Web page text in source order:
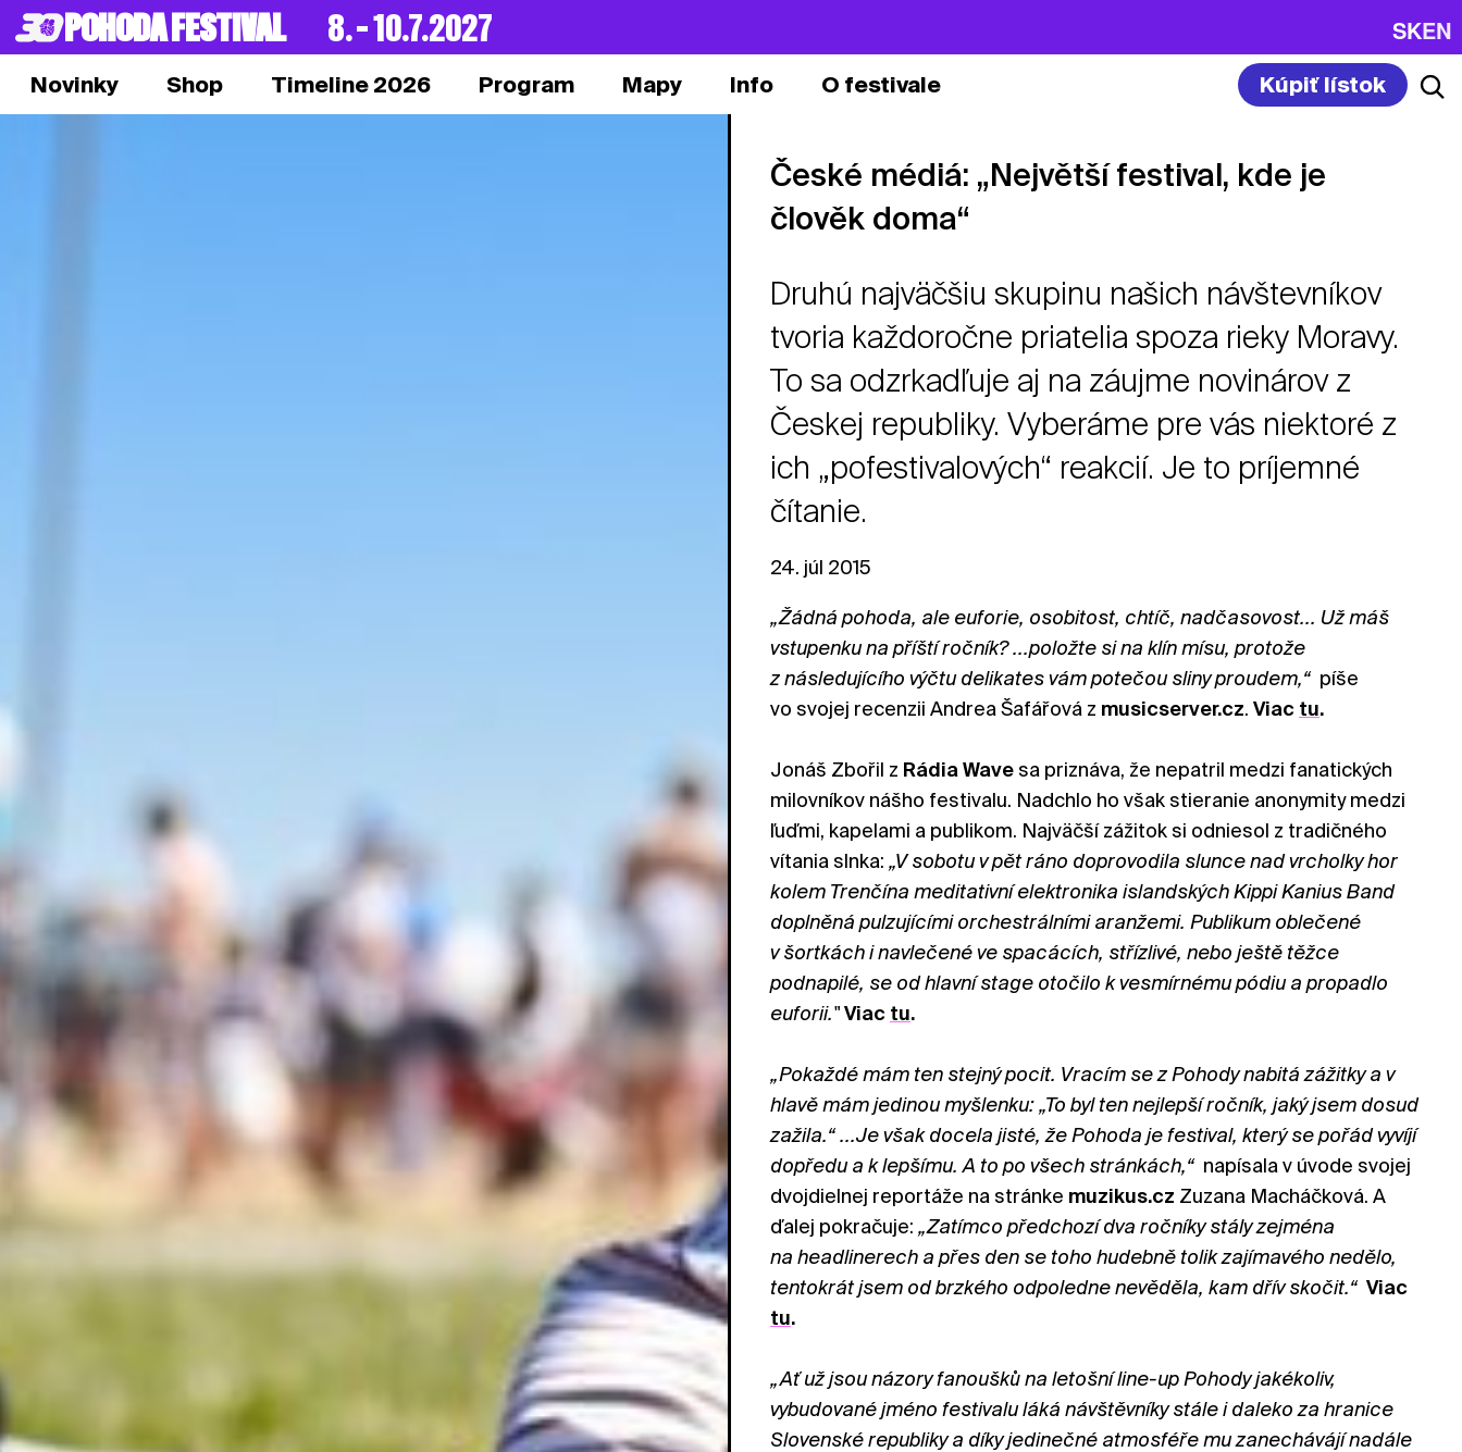
POHODA FESTIVAL 8. – 10.7.2027 SKEN
Novinky Shop Timeline 2026 Program Mapy Info O festivale Kúpiť lístok
České médiá: „Největší festival, kde je
člověk doma“
Druhú najväčšiu skupinu našich návštevníkov
tvoria každoročne priatelia spoza rieky Moravy.
To sa odzrkadľuje aj na záujme novinárov z
Českej republiky. Vyberáme pre vás niektoré z
ich „pofestivalových“ reakcií. Je to príjemné
čítanie.
24. júl 2015
„Žádná pohoda, ale euforie, osobitost, chtíč, nadčasovost... Už máš
vstupenku na příští ročník?...položte si na klín mísu, protože
z následujícího výčtu delikates vám potečou sliny proudem,“ píše
vo svojej recenzii Andrea Šafářová z musicserver.cz. Viac tu.
Jonáš Zbořil z Rádia Wave sa priznáva, že nepatril medzi fanatických
milovníkov nášho festivalu. Nadchlo ho však stieranie anonymity medzi
ľuďmi, kapelami a publikom. Najväčší zážitok si odniesol z tradičného
vítania slnka: „V sobotu v pět ráno doprovodila slunce nad vrcholky hor
kolem Trenčína meditativní elektronika islandských Kippi Kanius Band
doplněná pulzujícími orchestrálními aranžemi. Publikum oblečené
v šortkách i navlečené ve spacácích, střízlivé, nebo ještě těžce
podnapilé, se od hlavní stage otočilo k vesmírnému pódiu a propadlo
euforii."Viac tu.
„Pokaždé mám ten stejný pocit. Vracím se z Pohody nabitá zážitky a v
hlavě mám jedinou myšlenku: „To byl ten nejlepší ročník, jaký jsem dosud
zažila.“ ...Je však docela jisté, že Pohoda je festival, který se pořád vyvíjí
dopředu a k lepšímu. A to po všech stránkách,“ napísala v úvode svojej
dvojdielnej reportáže na stránke muzikus.cz Zuzana Macháčková. A
ďalej pokračuje: „Zatímco předchozí dva ročníky stály zejména
na headlinerech a přes den se toho hudebně tolik zajímavého nedělo,
tentokrát jsem od brzkého odpoledne nevěděla, kam dřív skočit.“ Viac
tu.
„Ať už jsou názory fanoušků na letošní line-up Pohody jakékoliv,
vybudované jméno festivalu láká návštěvníky stále i daleko za hranice
Slovenské republiky a díky jedinečné atmosféře mu zanechávájí nadále